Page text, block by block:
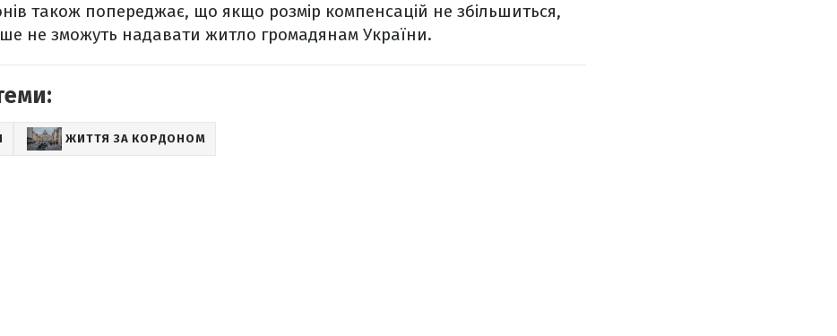
також попереджає, що якщо розмір компенсацій не збільшиться,
не зможуть надавати житло громадянам України.
ЖИТТЯ ЗА КОРДОНОМ